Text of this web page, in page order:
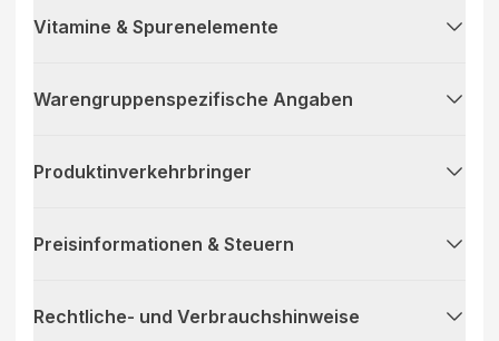
Vitamine & Spurenelemente
Warengruppenspezifische Angaben
Produktinverkehrbringer
Preisinformationen & Steuern
Rechtliche- und Verbrauchshinweise